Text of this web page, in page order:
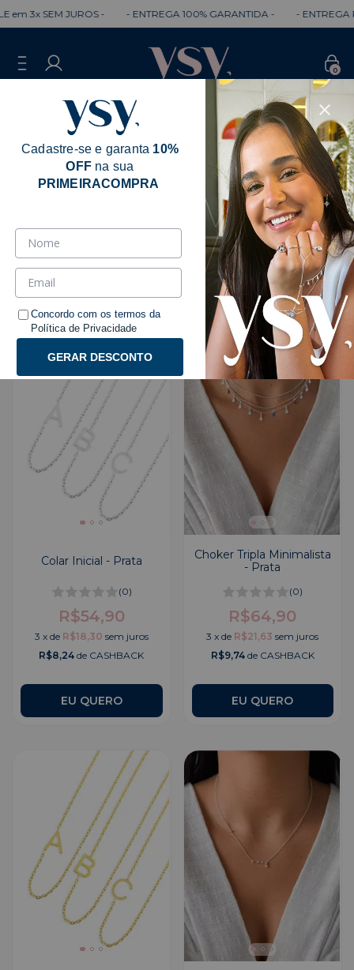
JUROS - - ENTREGA 100% GARANTIDA - - ENTREGA RÁPIDA -
0
Influencers
Filtrar
Colar Inicial - Prata
(0)
R$54,90
3 x de R$18,30 sem juros
R$8,24 de CASHBACK
EU QUERO
Choker Tripla Minimalista
- Prata
(0)
R$64,90
3 xde R$21,63 sem juros
R$9,74de CASHBACK
Cadastre-se e garanta 10%
OFF na sua
PRIMEIRACOMPRA
Concordo com os termos da
Política de Privacidade
GERAR DESCONTO